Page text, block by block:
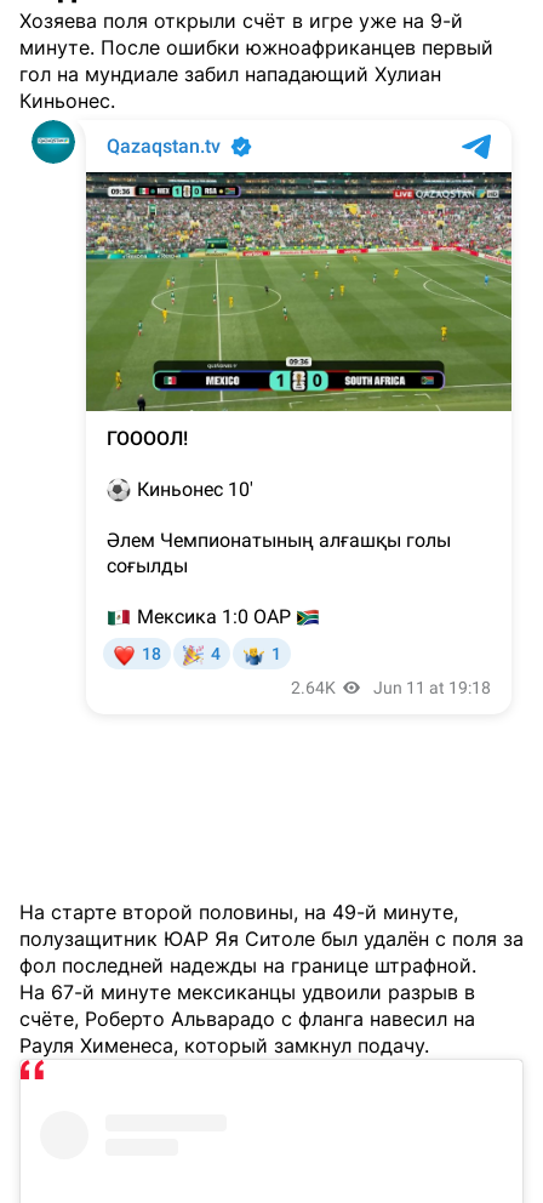
Хозяева поля открыли счёт в игре уже на 9-й
минуте. После ошибки южноафриканцев первый
гол на мундиале забил нападающий Хулиан
Киньонес.
На старте второй половины, на 49-й минуте,
полузащитник ЮАР Яя Ситоле был удалён с поля за
фол последней надежды на границе штрафной.
На 67-й минуте мексиканцы удвоили разрыв в
счёте, Роберто Альварадо с фланга навесил на
Рауля Хименеса, который замкнул подачу.